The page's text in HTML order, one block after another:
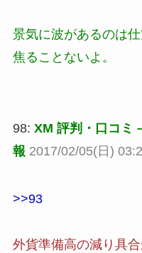
景気に波があるのは仕
焦ることないよ。
98: XM 評判・口コミ
報 2017/02/05(日)
>>93
外貨準備高の減り具